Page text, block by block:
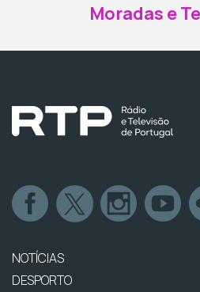
Moradas e
NOTÍCIAS
DESPORTO